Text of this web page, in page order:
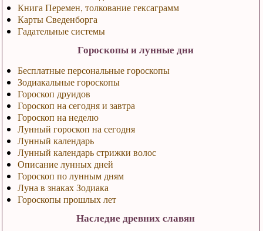
Книга Перемен, толкование гексаграмм
Карты Сведенборга
Гадательные системы
Гороскопы и лунные дни
Бесплатные персональные гороскопы
Зодиакальные гороскопы
Гороскоп друидов
Гороскоп на сегодня и завтра
Гороскоп на неделю
Лунный гороскоп на сегодня
Лунный календарь
Лунный календарь стрижки волос
Описание лунных дней
Гороскоп по лунным дням
Луна в знаках Зодиака
Гороскопы прошлых лет
Наследие древних славян